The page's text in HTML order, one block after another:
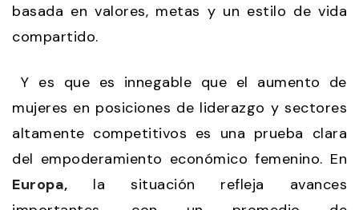
basada en valores, metas y un estilo de vida
compartido.
Y es que es innegable que el aumento de
mujeres en posiciones de liderazgo y sectores
altamente competitivos es una prueba clara
del empoderamiento económico femenino. En
Europa, la situación refleja avances